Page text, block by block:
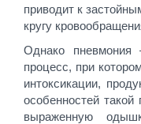
приводит к
кругу
Однако
процесс, при
интоксикации,
особенностей
выраженную